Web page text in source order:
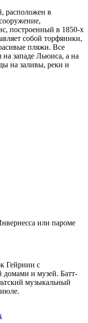
расположен в
построенный в 1850-х
собой торфяники,
пляжи. Все
на западе Льюиса, а на
на заливы, реки и
или пароме
Гейрнин с
и музей. Батт-
музыкальный